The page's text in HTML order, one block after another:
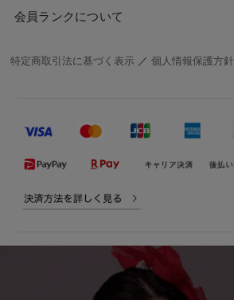
会員ランクについて
特定商取引法に基づく表示 ／個人情報保護方針